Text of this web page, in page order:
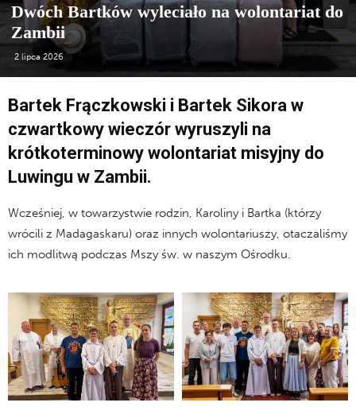
Dwóch Bartków wyleciało na wolontariat do
Zambii
2 lipca 2026
Bartek Frączkowski i Bartek Sikora w
czwartkowy wieczór wyruszyli na
krótkoterminowy wolontariat misyjny do
Luwingu w Zambii.
Wcześniej, w towarzystwie rodzin, Karoliny i Bartka (którzy
wrócili z Madagaskaru) oraz innych wolontariuszy, otaczaliśmy
ich modlitwą podczas Mszy św. w naszym Ośrodku.